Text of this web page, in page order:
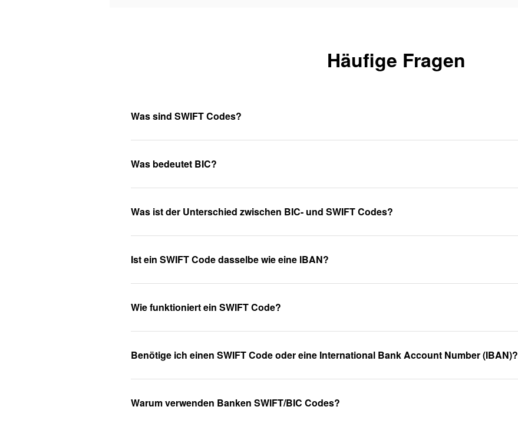
Häufige Fragen
Was sind SWIFT Codes?
Was bedeutet BIC?
Was ist der Unterschied zwischen BIC- und SWIFT Codes?
Ist ein SWIFT Code dasselbe wie eine IBAN?
Wie funktioniert ein SWIFT Code?
Benötige ich einen SWIFT Code oder eine International Bank Account Number (IBAN)?
Warum verwenden Banken SWIFT/BIC Codes?